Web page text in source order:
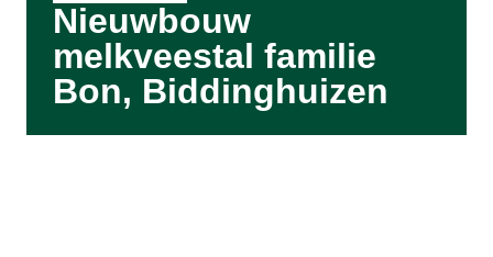
Nieuwbouw
melkveestal familie
Bon, Biddinghuizen